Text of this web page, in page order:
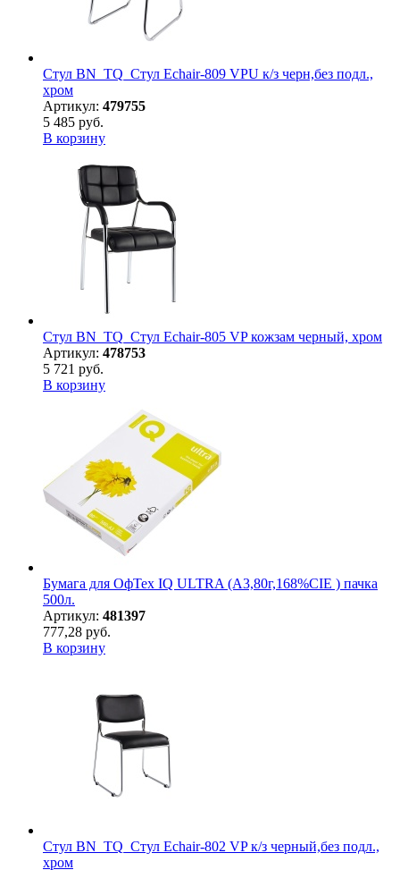
Стул BN_TQ_Стул Echair-809 VPU к/з черн,без подл.,
хром
Артикул: 479755
5 485 руб.
В корзину
Стул BN_TQ_Стул Echair-805 VP кожзам черный, хром
Артикул: 478753
5 721 руб.
В корзину
Бумага для ОфТех IQ ULTRA (А3,80г,168%CIE ) пачка
500л.
Артикул: 481397
777,28 руб.
В корзину
Стул BN_TQ_Стул Echair-802 VP к/з черный,без подл.,
хром